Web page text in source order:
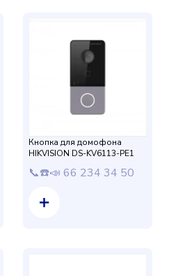
Кнопка для домофона
HIKVISION DS-KV6113-PE1
📞☎️📣 66 234 34 50